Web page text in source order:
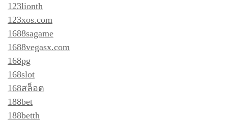
123lionth
123xos.com
1688sagame
1688vegasx.com
168pg
168slot
168สล็อต
188bet
188betth